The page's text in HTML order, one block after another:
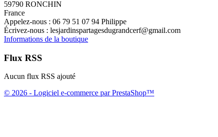
59790 RONCHIN
France
Appelez-nous : 06 79 51 07 94 Philippe
Écrivez-nous : lesjardinspartagesdugrandcerf@gmail.com
Informations de la boutique
Flux RSS
Aucun flux RSS ajouté
© 2026 - Logiciel e-commerce par PrestaShop™